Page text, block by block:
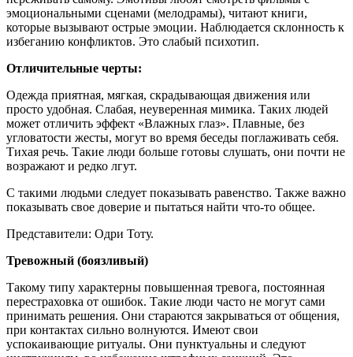
эмоциональными сценами (мелодрамы), читают книги,
которые вызывают острые эмоции. Наблюдается склонность к
избеганию конфликтов. Это слабый психотип.
Отличительные черты:
Одежда приятная, мягкая, скрадывающая движения или
просто удобная. Слабая, неуверенная мимика. Таких людей
может отличить эффект «Влажных глаз». Плавные, без
угловатости жесты, могут во время беседы поглаживать себя.
Тихая речь. Такие люди больше готовы слушать, они почти не
возражают и редко лгут.
С такими людьми следует показывать равенство. Также важно
показывать свое доверие и пытаться найти что-то общее.
Представители: Одри Тоту.
Тревожный (боязливый)
Такому типу характерны повышенная тревога, постоянная
перестраховка от ошибок. Такие люди часто не могут сами
принимать решения. Они стараются закрываться от общения,
при контактах сильно волнуются. Имеют свои
успокаивающие ритуалы. Они пунктуальны и следуют